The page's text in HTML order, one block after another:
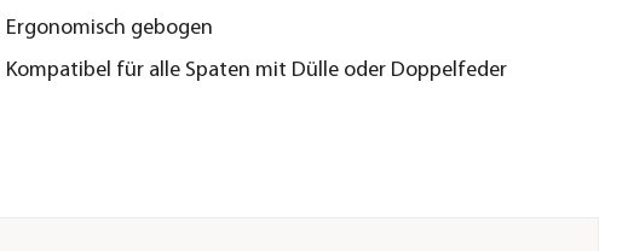
Ergonomisch gebogen
Kompatibel für alle Spaten mit Dülle oder Doppelfeder